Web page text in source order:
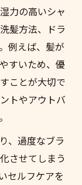
力の高いシャ
髪方法、ドラ
例えば、髪が
すいため、優
ことが大切で
トやアウトバ
、過度なブラ
させてしまう
セルフケアを